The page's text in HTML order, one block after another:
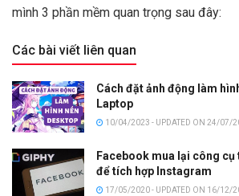
mình 3 phần mềm quan trọng sau đây:
Các bài viết liên quan
Cách đặt ảnh động làm
Laptop
10/04/2023 - UPDATED ON 24/07/
Facebook mua lại công cụ
để tích hợp Instagram
17/05/2020 - UPDATED ON 16/12/